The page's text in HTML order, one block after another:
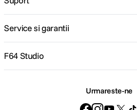
Service si garantii
F64 Studio
Urmareste-ne